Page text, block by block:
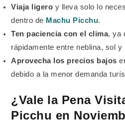
Viaja ligero y lleva solo lo
dentro de Machu Picchu.
Ten paciencia con el clima, ya
rápidamente entre neblina, sol
Aprovecha los precios bajos
debido a la menor demanda
¿Vale la Pena
Picchu en